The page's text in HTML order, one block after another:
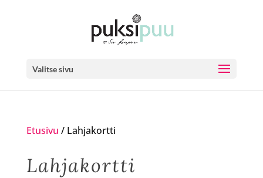
Valitse sivu
Etusivu / Lahjakortti
Lahjakortti